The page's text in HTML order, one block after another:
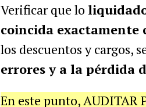
Verificar que lo
coincida exactamente
los descuentos y cargos,
errores y a la pérdida
En este punto, AUDITAR